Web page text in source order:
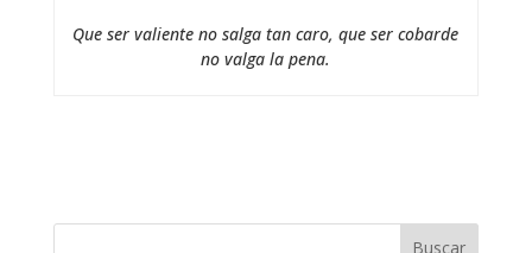
Que ser valiente no salga tan caro, que ser cobarde
no valga la pena.